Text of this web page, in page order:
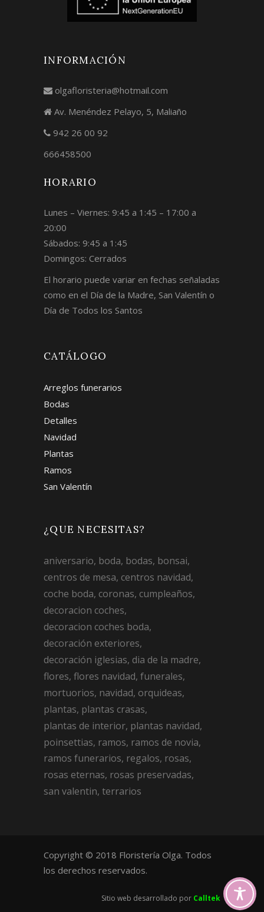
INFORMACIÓN
olgafloristeria@hotmail.com
Av. Menéndez Pelayo, 5, Maliaño
942 26 00 92
666458500
HORARIO
Lunes – Viernes: 9:45 a 1:45 – 17:00 a
20:00
Sábados: 9:45 a 1:45
Domingos: Cerrados
El horario puede variar en fechas señaladas
como en el Día de la Madre, San Valentín o
Día de Todos los Santos
CATÁLOGO
Arreglos funerarios
Bodas
Detalles
Navidad
Plantas
Ramos
San Valentín
¿QUE NECESITAS?
aniversario boda bodas bonsai
centros de mesa centros navidad
coche boda coronas cumpleaños
decoracion coches
decoracion coches boda
decoración exteriores
decoración iglesias dia de la madre
flores flores navidad funerales
mortuorios navidad orquideas
plantas plantas crasas
plantas de interior plantas navidad
poinsettias ramos ramos de novia
ramos funerarios regalos rosas
rosas eternas rosas preservadas
san valentin terrarios
Copyright © 2018 Floristería Olga. Todos
los derechos reservados.
Sitio web desarrollado por Calltek